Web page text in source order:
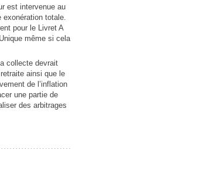
est intervenue au
exonération totale.
pour le Livret A
même si cela
collecte devrait
ainsi que le
de l’inflation
une partie de
des arbitrages